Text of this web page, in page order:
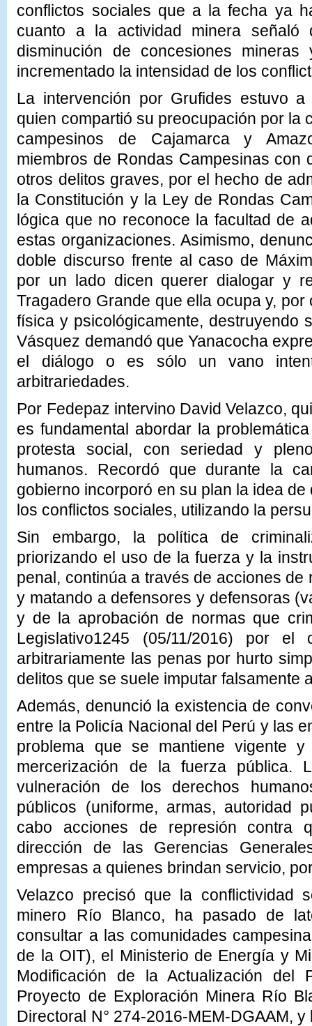
conflictos sociales que a la fecha ya
cuanto a la actividad minera
disminución de concesiones
incrementado la intensidad de los
La intervención por Grufides estuvo
quien compartió su preocupación por la
campesinos de Cajamarca y
miembros de Rondas Campesinas con
otros delitos graves, por el hecho de
la Constitución y la Ley de Rondas
lógica que no reconoce la facultad de
estas organizaciones. Asimismo,
doble discurso frente al caso de
por un lado dicen querer dialogar y
Tragadero Grande que ella ocupa y,
física y psicológicamente, destruyendo
Vásquez demandó que Yanacocha
el diálogo o es sólo un vano
arbitrariedades.
Por Fedepaz intervino David Velazco,
es fundamental abordar la
protesta social, con seriedad y
humanos. Recordó que durante la
gobierno incorporó en su plan la idea
los conflictos sociales, utilizando la
Sin embargo, la política de
priorizando el uso de la fuerza y la
penal, continúa a través de acciones de
y matando a defensores y defensoras
y de la aprobación de normas que
Legislativo1245 (05/11/2016) por
arbitrariamente las penas por hurto
delitos que se suele imputar falsamente
Además, denunció la existencia de
entre la Policía Nacional del Perú y las
problema que se mantiene vigente
mercerización de la fuerza pública.
vulneración de los derechos
públicos (uniforme, armas, autoridad
cabo acciones de represión contra
dirección de las Gerencias
empresas a quienes brindan servicio,
Velazco precisó que la conflictividad
minero Río Blanco, ha pasado de
consultar a las comunidades
de la OIT), el Ministerio de Energía y
Modificación de la Actualización del
Proyecto de Exploración Minera Río
Directoral N° 274-2016-MEM-DGAAM,